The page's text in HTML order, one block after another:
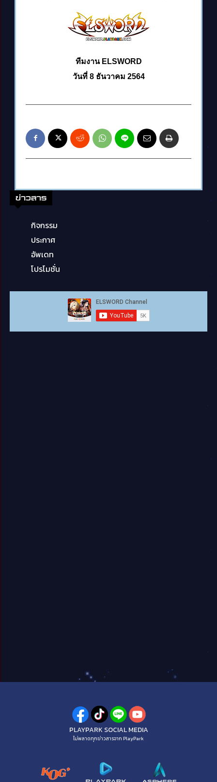
ทีมงาน ELSWORD
วันที่ 8 ธันวาคม 2564
ข่าวสาร
กิจกรรม
ประกาศ
อัพเดท
โปรโมชั่น
PLAYPARK SOCIAL MEDIA
ไม่พลาดทุกข่าวสารจาก PlayPark